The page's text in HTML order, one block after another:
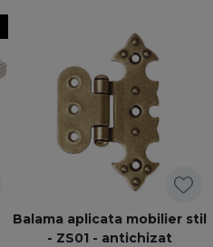
Balama aplicata mobilier stil
- ZS01 - antichizat